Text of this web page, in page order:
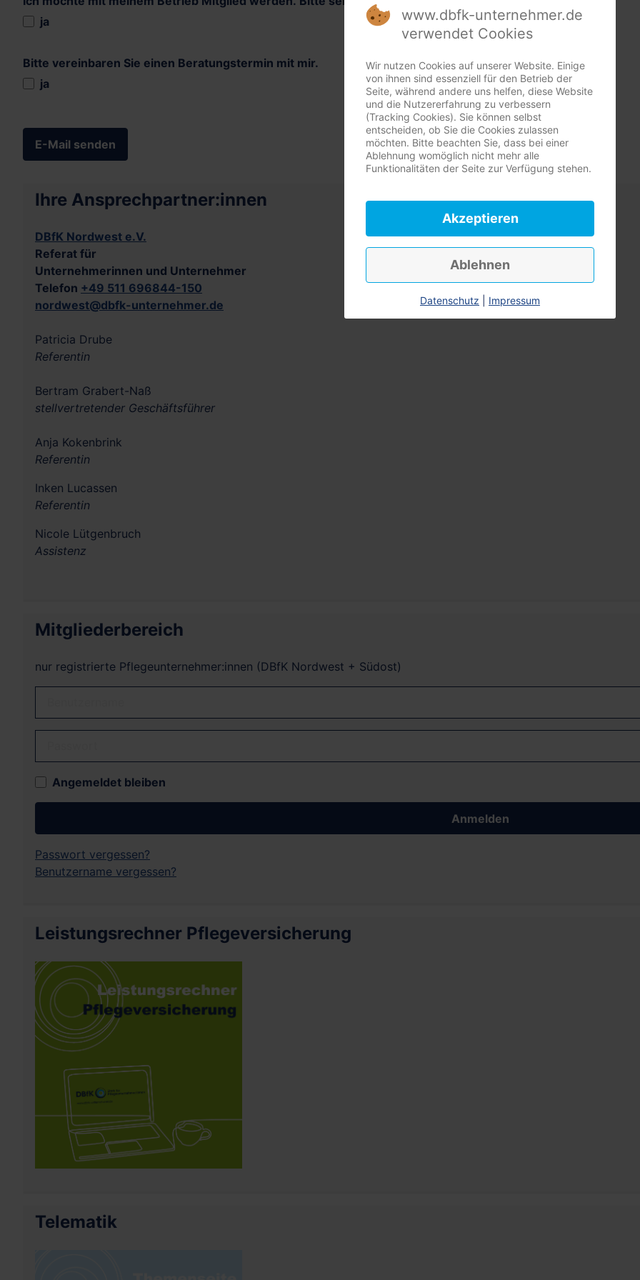
Ich möchte mit meinem Betrieb Mitglied werden. Bitte senden Sie mir die
ja
Bitte vereinbaren Sie einen Beratungstermin mit mir.
Bitte vereinbaren Sie einen Beratungstermin mit mir.
ja
E-Mail senden
Ihre Ansprechpartner:innen
DBfK Nordwest e.V.
Referat für
Unternehmerinnen und Unternehmer
Telefon +49 511 696844-150
nordwest@dbfk-unternehmer.de
Patricia Drube
Referentin
Bertram Grabert-Naß
stellvertretender Geschäftsführer
Anja Kokenbrink
Referentin
Inken Lucassen
Referentin
Nicole Lütgenbruch
Assistenz
Mitgliederbereich
nur registrierte Pflegeunternehmer:innen (DBfK Nordwest + Südost)
Angemeldet bleiben
Anmelden
Passwort vergessen?
Benutzername vergessen?
Leistungsrechner Pflegeversicherung
Telematik
www.dbfk-unternehmer.de
verwendet Cookies
Wir nutzen Cookies auf unserer Website. Einige
von ihnen sind essenziell für den Betrieb der
Seite, während andere uns helfen, diese Website
und die Nutzererfahrung zu verbessern
(Tracking Cookies). Sie können selbst
entscheiden, ob Sie die Cookies zulassen
möchten. Bitte beachten Sie, dass bei einer
Ablehnung womöglich nicht mehr alle
Funktionalitäten der Seite zur Verfügung stehen.
Akzeptieren
Ablehnen
Datenschutz Impressum